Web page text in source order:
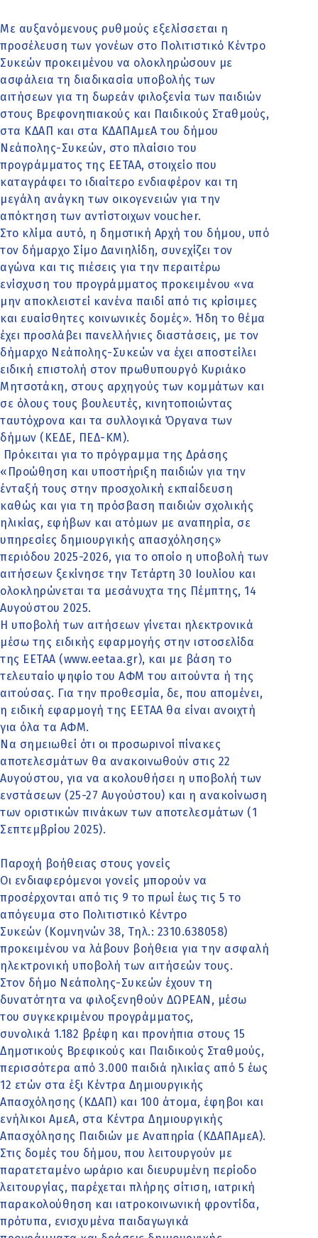
Με αυξανόμενους ρυθμούς εξελίσσεται η
προσέλευση των γονέων στο Πολιτιστικό Κέντρο
Συκεών προκειμένου να ολοκληρώσουν με
ασφάλεια τη διαδικασία υποβολής των
αιτήσεων για τη δωρεάν φιλοξενία των παιδιών
στους Βρεφονηπιακούς και Παιδικούς Σταθμούς,
στα ΚΔΑΠ και στα ΚΔΑΠΑμεΑ του δήμου
Νεάπολης-Συκεών, στο πλαίσιο του
προγράμματος της ΕΕΤΑΑ, στοιχείο που
καταγράφει το ιδιαίτερο ενδιαφέρον και τη
μεγάλη ανάγκη των οικογενειών για την
απόκτηση των αντίστοιχων voucher.
Στο κλίμα αυτό, η δημοτική Αρχή του δήμου, υπό
τον δήμαρχο Σίμο Δανιηλίδη, συνεχίζει τον
αγώνα και τις πιέσεις για την περαιτέρω
ενίσχυση του προγράμματος προκειμένου «να
μην αποκλειστεί κανένα παιδί από τις κρίσιμες
και ευαίσθητες κοινωνικές δομές». Ήδη το θέμα
έχει προσλάβει πανελλήνιες διαστάσεις, με τον
δήμαρχο Νεάπολης-Συκεών να έχει αποστείλει
ειδική επιστολή στον πρωθυπουργό Κυριάκο
Μητσοτάκη, στους αρχηγούς των κομμάτων και
σε όλους τους βουλευτές, κινητοποιώντας
ταυτόχρονα και τα συλλογικά Όργανα των
δήμων (ΚΕΔΕ, ΠΕΔ-ΚΜ).
Πρόκειται για το πρόγραμμα της Δράσης
«Προώθηση και υποστήριξη παιδιών για την
ένταξή τους στην προσχολική εκπαίδευση
καθώς και για τη πρόσβαση παιδιών σχολικής
ηλικίας, εφήβων και ατόμων με αναπηρία, σε
υπηρεσίες δημιουργικής απασχόλησης»
περιόδου 2025-2026, για το οποίο η υποβολή των
αιτήσεων ξεκίνησε την Τετάρτη 30 Ιουλίου και
ολοκληρώνεται τα μεσάνυχτα της Πέμπτης, 14
Αυγούστου 2025.
Η υποβολή των αιτήσεων γίνεται ηλεκτρονικά
μέσω της ειδικής εφαρμογής στην ιστοσελίδα
της ΕΕΤΑΑ (www.eetaa.gr), και με βάση το
τελευταίο ψηφίο του ΑΦΜ του αιτούντα ή της
αιτούσας. Για την προθεσμία, δε, που απομένει,
η ειδική εφαρμογή της ΕΕΤΑΑ θα είναι ανοιχτή
για όλα τα ΑΦΜ.
Να σημειωθεί ότι οι προσωρινοί πίνακες
αποτελεσμάτων θα ανακοινωθούν στις 22
Αυγούστου, για να ακολουθήσει η υποβολή των
ενστάσεων (25-27 Αυγούστου) και η ανακοίνωση
των οριστικών πινάκων των αποτελεσμάτων (1
Σεπτεμβρίου 2025).
Παροχή βοήθειας στους γονείς
Οι ενδιαφερόμενοι γονείς μπορούν να
προσέρχονται από τις 9 το πρωί έως τις 5 το
απόγευμα στο Πολιτιστικό Κέντρο
Συκεών (Κομνηνών 38, Τηλ.: 2310.638058)
προκειμένου να λάβουν βοήθεια για την ασφαλή
ηλεκτρονική υποβολή των αιτήσεών τους.
Στον δήμο Νεάπολης-Συκεών έχουν τη
δυνατότητα να φιλοξενηθούν ΔΩΡΕΑΝ, μέσω
του συγκεκριμένου προγράμματος,
συνολικά 1.182 βρέφη και προνήπια στους 15
Δημοτικούς Βρεφικούς και Παιδικούς Σταθμούς,
περισσότερα από 3.000 παιδιά ηλικίας από 5 έως
12 ετών στα έξι Κέντρα Δημιουργικής
Απασχόλησης (ΚΔΑΠ) και 100 άτομα, έφηβοι και
ενήλικοι ΑμεΑ, στα Κέντρα Δημιουργικής
Απασχόλησης Παιδιών με Αναπηρία (ΚΔΑΠΑμεΑ).
Στις δομές του δήμου, που λειτουργούν με
παρατεταμένο ωράριο και διευρυμένη περίοδο
λειτουργίας, παρέχεται πλήρης σίτιση, ιατρική
παρακολούθηση και ιατροκοινωνική φροντίδα,
πρότυπα, ενισχυμένα παιδαγωγικά